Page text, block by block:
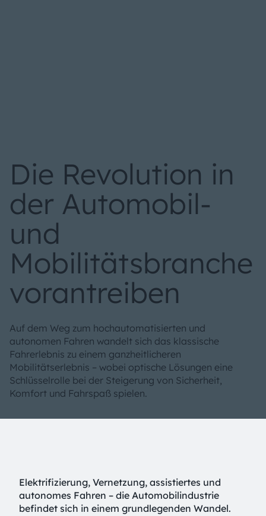
Die Revolution in
der Automobil-
und
Mobilitätsbranche
vorantreiben
Auf dem Weg zum hochautomatisierten und
autonomen Fahren wandelt sich das klassische
Fahrerlebnis zu einem ganzheitlicheren
Mobilitätserlebnis – wobei optische Lösungen eine
Schlüsselrolle bei der Steigerung von Sicherheit,
Komfort und Fahrspaß spielen.
Elektrifizierung, Vernetzung, assistiertes und
autonomes Fahren – die Automobilindustrie
befindet sich in einem grundlegenden Wandel.